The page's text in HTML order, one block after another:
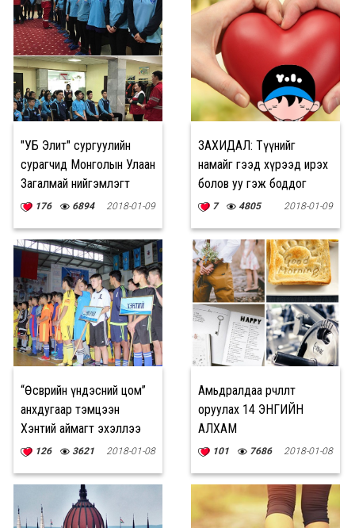
"УБ Элит" сургуулийн
сурагчид Монголын Улаан
Загалмай нийгэмлэгт
нэгдлээ
176 6894 2018-01-09
ЗАХИДАЛ: Түүнийг
намайг гээд хүрээд ирэх
болов уу гэж боддог
7 4805 2018-01-09
“Өсвөрийн үндэсний цом”
анхдугаар тэмцээн
Хэнтий аймагт эхэллээ
126 3621 2018-01-08
Амьдралдаа өөрчлөлт
оруулах 14 ЭНГИЙН
АЛХАМ
101 7686 2018-01-08